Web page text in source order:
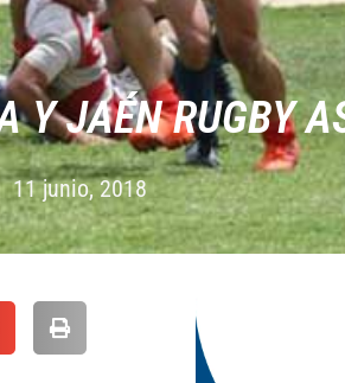
Y JAÉN RUGBY
11 junio, 2018